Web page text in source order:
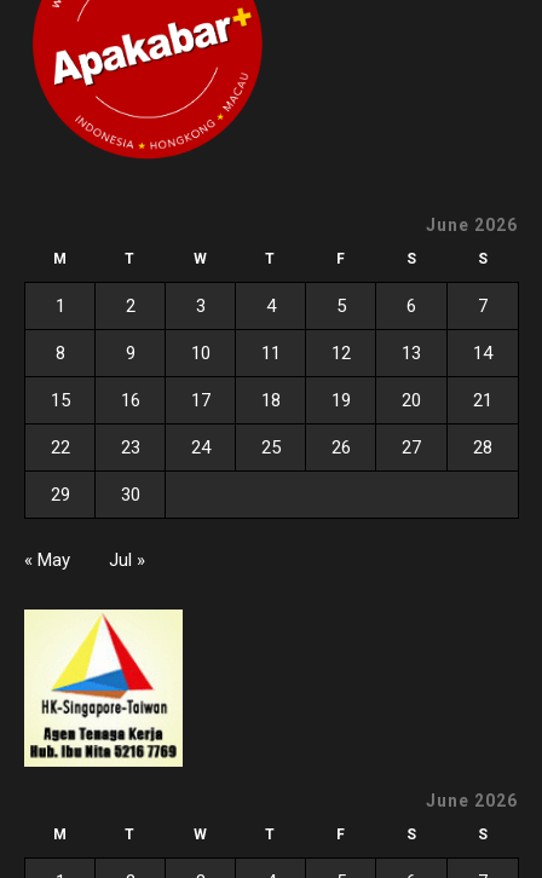
June 2026
M T W T F S S
1 2 3 4 5 6 7
8 9 10 11 12 13 14
15 16 17 18 19 20 21
22 23 24 25 26 27 28
29 30
« May Jul »
June 2026
M T W T F S S